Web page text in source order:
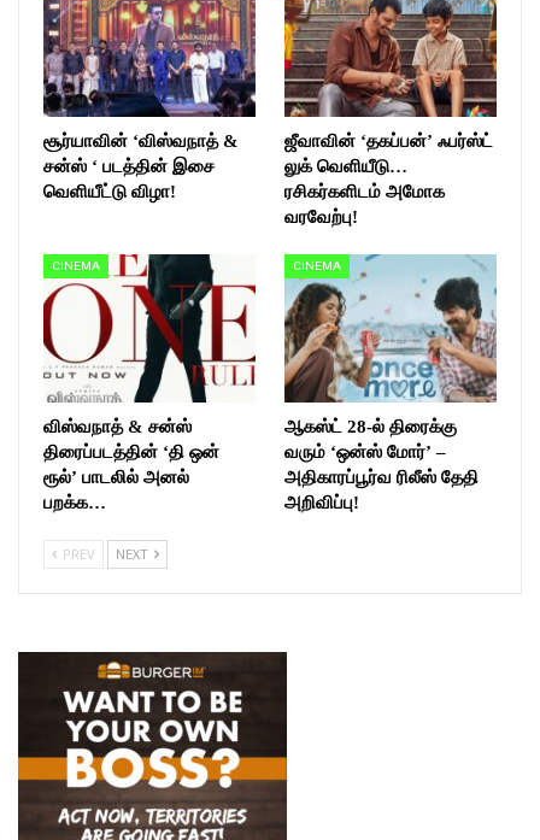
சூர்யாவின் ‘விஸ்வநாத் &
சன்ஸ் ‘ படத்தின் இசை
வெளியீட்டு விழா!
ஜீவாவின் ‘தகப்பன்’ ஃபர்ஸ்ட்
லுக் வெளியீடு…
ரசிகர்களிடம் அமோக
வரவேற்பு!
CINEMA
விஸ்வநாத் & சன்ஸ்
திரைப்படத்தின் ‘தி ஒன்
ரூல்’ பாடலில் அனல்
பறக்க…
CINEMA
ஆகஸ்ட் 28-ல் திரைக்கு
வரும் ‘ஒன்ஸ் மோர்’ –
அதிகாரப்பூர்வ ரிலீஸ் தேதி
அறிவிப்பு!
PREV NEXT